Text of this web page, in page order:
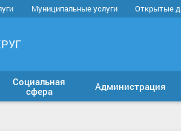
Муниципальные услуги Открытые
Социальная
сфера
Администрация